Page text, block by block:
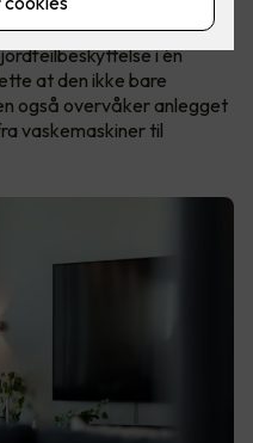
sikring det er en
i én
at den ikke bare
også overvåker anlegget
vaskemaskiner til